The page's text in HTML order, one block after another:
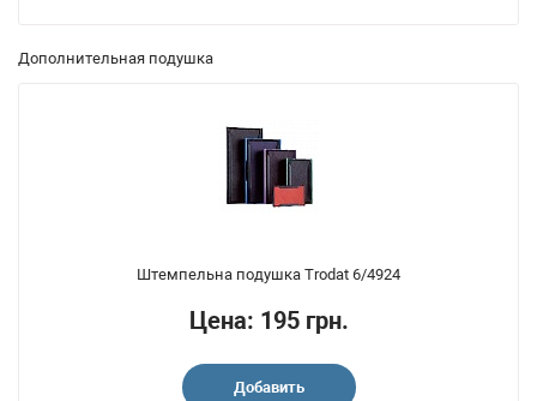
Дополнительная подушка
Штемпельна подушка Trodat 6/4924
Цена: 195 грн.
Добавить